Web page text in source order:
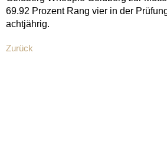
69.92 Prozent Rang vier in der
achtjährig.
Zurück